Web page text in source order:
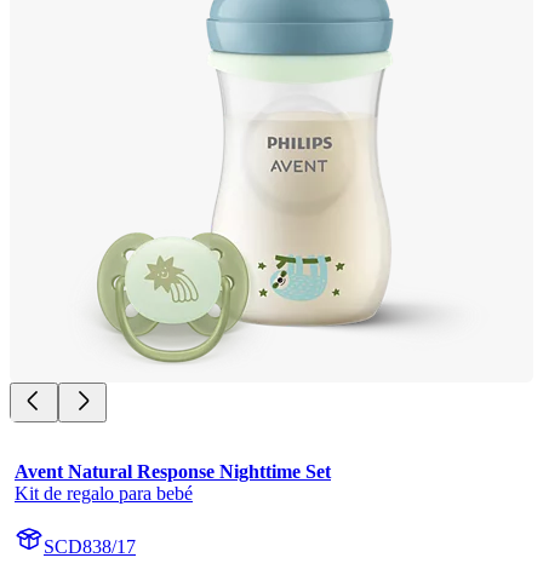
Avent Natural Response Nighttime Set
Kit de regalo para bebé
SCD838/17